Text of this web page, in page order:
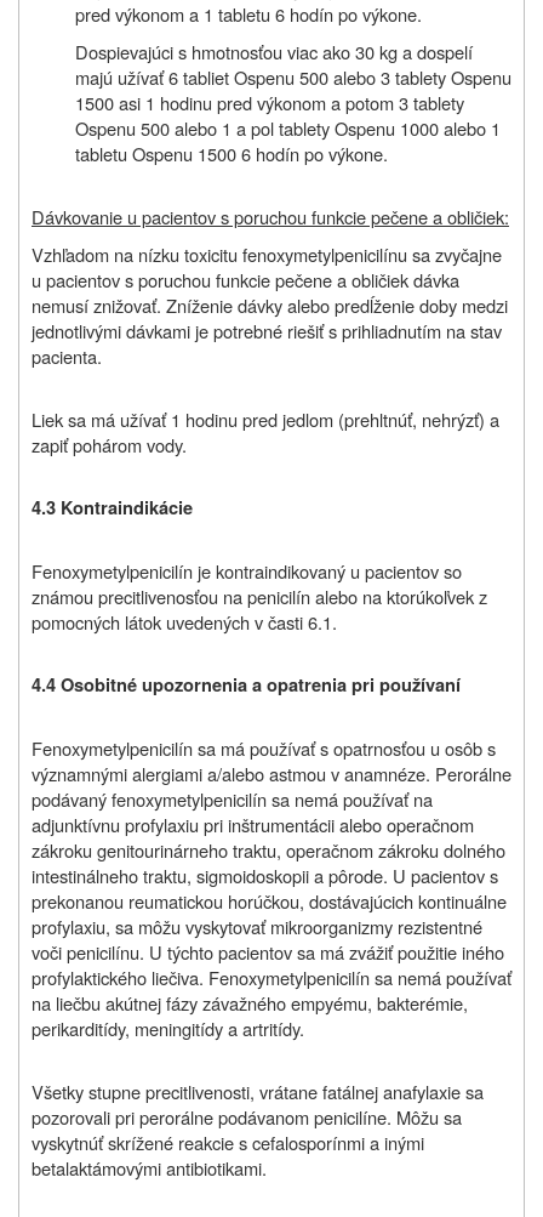
pred výkonom a 1 tabletu 6 hodín po výkone.
Dospievajúci s hmotnosťou viac ako 30 kg a dospelí
majú užívať 6 tabliet Ospenu 500 alebo 3 tablety Ospenu
1500 asi 1 hodinu pred výkonom a potom 3 tablety
Ospenu 500 alebo 1 a pol tablety Ospenu 1000 alebo 1
tabletu Ospenu 1500 6 hodín po výkone.
Dávkovanie u pacientov s poruchou funkcie pečene a obličiek:
Vzhľadom na nízku toxicitu fenoxymetylpenicilínu sa zvyčajne
u pacientov s poruchou funkcie pečene a obličiek dávka
nemusí znižovať. Zníženie dávky alebo predĺženie doby medzi
jednotlivými dávkami je potrebné riešiť s prihliadnutím na stav
pacienta.
Liek sa má užívať 1 hodinu pred jedlom (prehltnúť, nehrýzť) a
zapiť pohárom vody.
4.3 Kontraindikácie
Fenoxymetylpenicilín je kontraindikovaný u pacientov so
známou precitlivenosťou na penicilín alebo na ktorúkoľvek z
pomocných látok uvedených v časti 6.1.
4.4 Osobitné upozornenia a opatrenia pri používaní
Fenoxymetylpenicilín sa má používať s opatrnosťou u osôb s
významnými alergiami a/alebo astmou v anamnéze. Perorálne
podávaný fenoxymetylpenicilín sa nemá používať na
adjunktívnu profylaxiu pri inštrumentácii alebo operačnom
zákroku genitourinárneho traktu, operačnom zákroku dolného
intestinálneho traktu, sigmoidoskopii a pôrode. U pacientov s
prekonanou reumatickou horúčkou, dostávajúcich kontinuálne
profylaxiu, sa môžu vyskytovať mikroorganizmy rezistentné
voči penicilínu. U týchto pacientov sa má zvážiť použitie iného
profylaktického liečiva. Fenoxymetylpenicilín sa nemá používať
na liečbu akútnej fázy závažného empyému, bakterémie,
perikarditídy, meningitídy a artritídy.
Všetky stupne precitlivenosti, vrátane fatálnej anafylaxie sa
pozorovali pri perorálne podávanom penicilíne. Môžu sa
vyskytnúť skrížené reakcie s cefalosporínmi a inými
betalaktámovými antibiotikami.